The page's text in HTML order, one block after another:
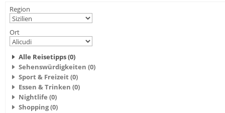
Region
Ort
Alle Reisetipps (0)
Sehenswürdigkeiten (0)
Sport & Freizeit (0)
Essen & Trinken (0)
Nightlife (0)
Shopping (0)